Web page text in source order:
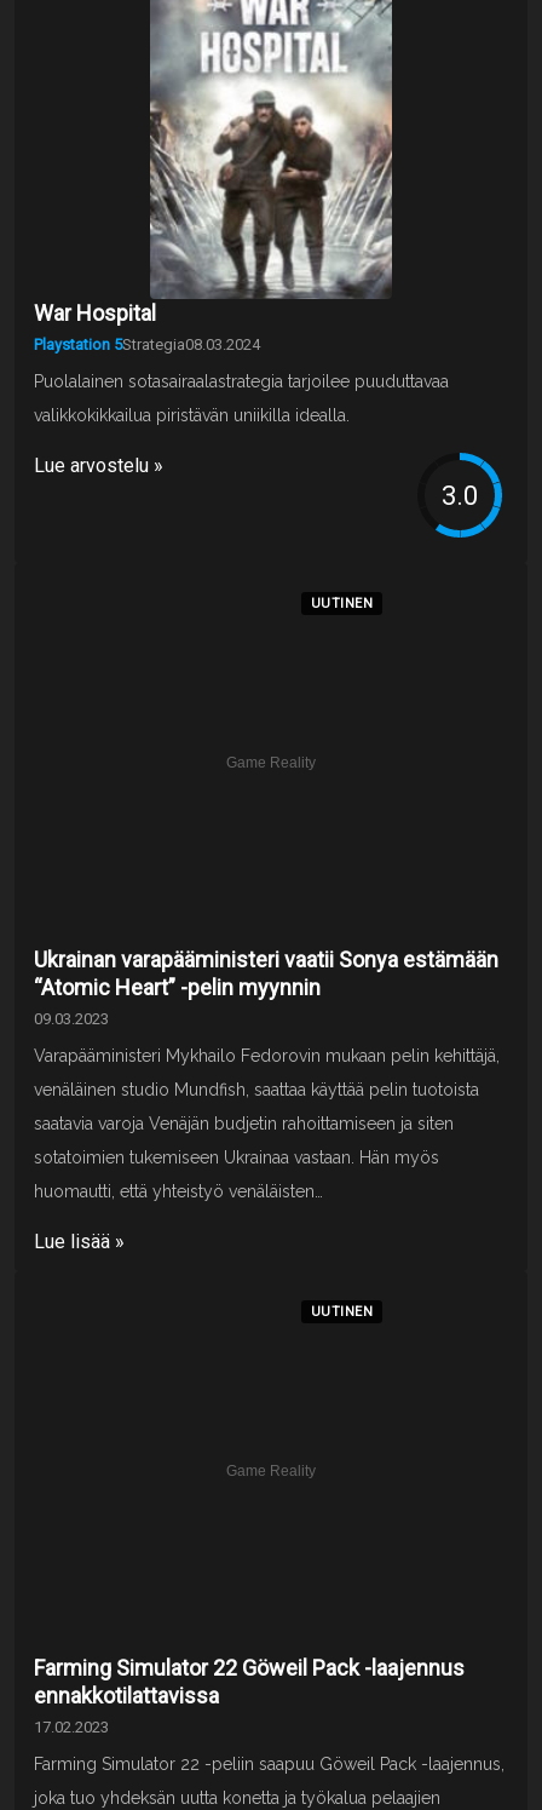
War Hospital
Playstation 5Strategia08.03.2024
Puolalainen sotasairaalastrategia tarjoilee puuduttavaa
valikkokikkailua piristävän uniikilla idealla.
Lue arvostelu »
UUTINEN
Ukrainan varapääministeri vaatii Sonya estämään
“Atomic Heart” -pelin myynnin
09.03.2023
Varapääministeri Mykhailo Fedorovin mukaan pelin kehittäjä,
venäläinen studio Mundfish, saattaa käyttää pelin tuotoista
saatavia varoja Venäjän budjetin rahoittamiseen ja siten
sotatoimien tukemiseen Ukrainaa vastaan. Hän myös
huomautti, että yhteistyö venäläisten…
Lue lisää »
UUTINEN
Farming Simulator 22 Göweil Pack -laajennus
ennakkotilattavissa
17.02.2023
Farming Simulator 22 -peliin saapuu Göweil Pack -laajennus,
joka tuo yhdeksän uutta konetta ja työkalua pelaajien